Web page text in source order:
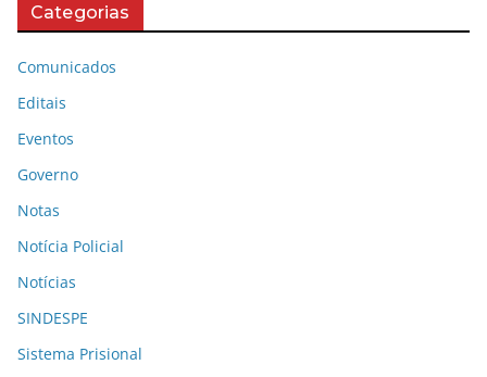
Categorias
Comunicados
Editais
Eventos
Governo
Notas
Notícia Policial
Notícias
SINDESPE
Sistema Prisional